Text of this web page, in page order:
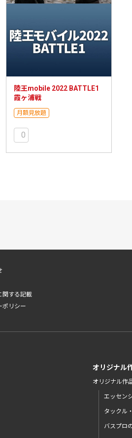
陸王mobile 2022 BATTLE1
霞ヶ浦戦
月額見放題
0
関する記載
ポリシー
オリジナル
オリジナル作
エッセン
タックル
バスプロ